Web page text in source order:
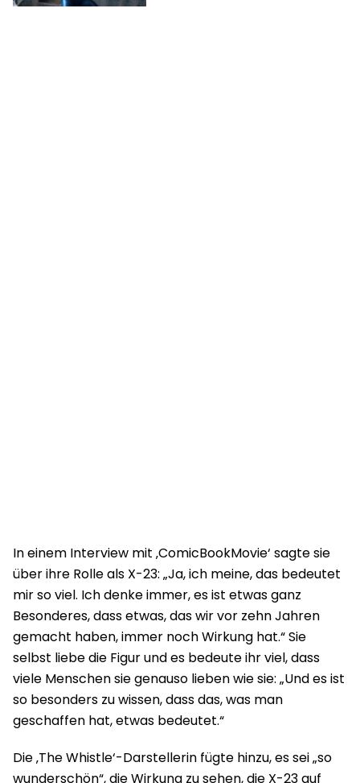
In einem Interview mit ‚ComicBookMovie‘ sagte sie
über ihre Rolle als X-23: „Ja, ich meine, das bedeutet
mir so viel. Ich denke immer, es ist etwas ganz
Besonderes, dass etwas, das wir vor zehn Jahren
gemacht haben, immer noch Wirkung hat.“ Sie
selbst liebe die Figur und es bedeute ihr viel, dass
viele Menschen sie genauso lieben wie sie: „Und es ist
so besonders zu wissen, dass das, was man
geschaffen hat, etwas bedeutet.“
Die ‚The Whistle‘-Darstellerin fügte hinzu, es sei „so
wunderschön“, die Wirkung zu sehen, die X-23 auf